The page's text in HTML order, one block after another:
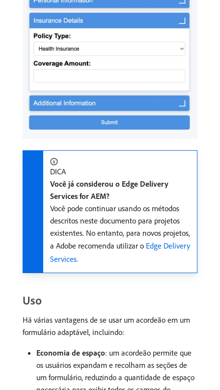
DICA
Você já considerou o Edge Delivery
Services for AEM?
Você pode continuar usando os métodos
descritos neste documento para projetos
existentes. No entanto, para novos projetos,
a Adobe recomenda utilizar o Edge Delivery
Services.
Uso
Há várias vantagens de se usar um acordeão em um
formulário adaptável, incluindo:
Economia de espaço: um acordeão permite que
os usuários expandam e recolham as seções de
um formulário, reduzindo a quantidade de espaço